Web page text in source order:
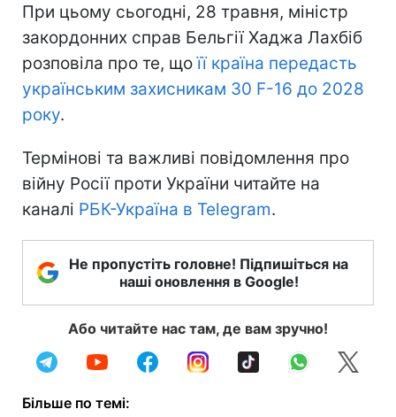
При цьому сьогодні, 28 травня, міністр
закордонних справ Бельгії Хаджа Лахбіб
розповіла про те, щоїї країна передасть
українським захисникам 30 F-16 до 2028
року.
Термінові та важливі повідомлення про
війну Росії проти України читайте на
каналі РБК-Україна в Telegram.
Не пропустіть головне! Підпишіться на
наші оновлення в Google!
Або читайте нас там, де вам зручно!
Більше по темі: